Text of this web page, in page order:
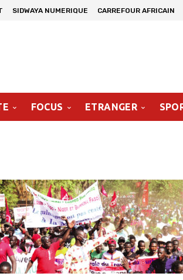
SIDWAYA NUMERIQUE CARREFOUR AFRICAIN
FOCUS ETRANGER